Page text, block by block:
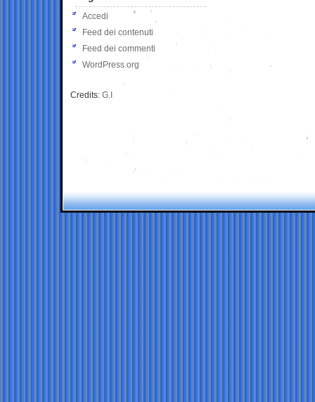
Accedi
Feed dei contenuti
Feed dei commenti
WordPress.org
Credits: G.I